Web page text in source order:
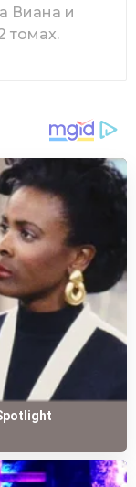
Виана и
томах.